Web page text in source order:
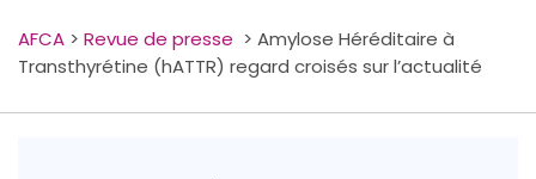
AFCA > Revue de presse > Amylose Héréditaire à
Transthyrétine (hATTR) regard croisés sur l’actualité